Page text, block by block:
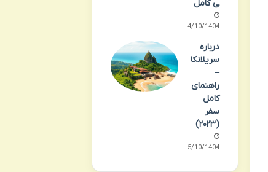
ی کامل
14/10/1404
درباره
سریلانکا
–
راهنمای
کامل
سفر
(۲۰۲۳)
15/10/1404